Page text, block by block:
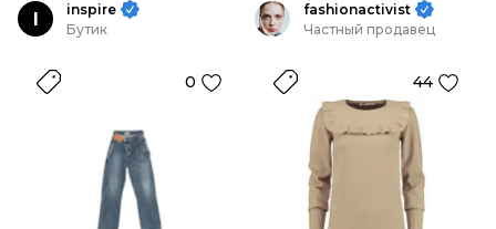
I
inspire
Бутик
0
fashionactivist
Частный продавец
44